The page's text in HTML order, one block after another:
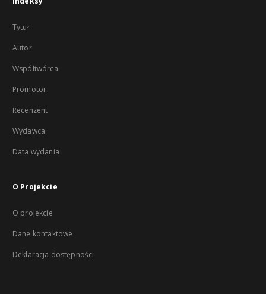
Tytuł
Autor
Współtwórca
Promotor
Recenzent
Wydawca
Data wydania
O Projekcie
O projekcie
Dane kontaktowe
Deklaracja dostępności